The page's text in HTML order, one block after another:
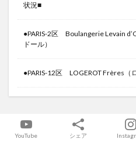
状況■
●PARIS-2区 Boulangerie Levain
ドール）
●PARIS-12区 LOGEROT Frères（
A PARIS まとめ記事
YouTube シェア